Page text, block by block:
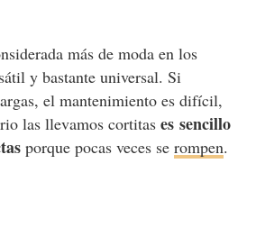
más de moda en los
y bastante universal. Si
el mantenimiento es difícil,
las llevamos cortitas es sencillo
porque pocas veces se rompen.